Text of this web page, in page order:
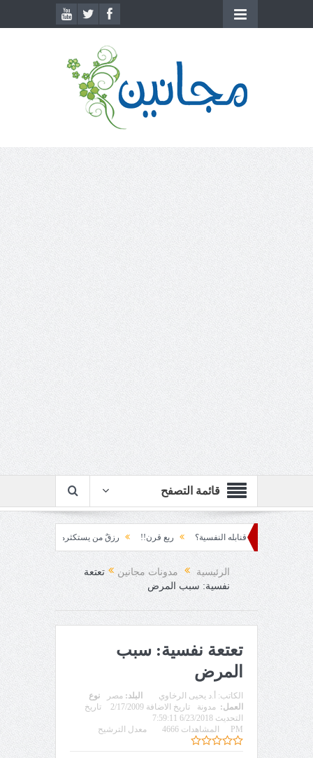
قائمة التصفح
المجتمع قنابله النفسية؟ ربع قرن!! رزقٌ من يستكثره؟! منطق الأرضة
الرئيسية مدونات مجانين
تعتعة
نفسية: سبب المرض
تعتعة نفسية: سبب
المرض
الكاتب: أ.د يحيى الرخاوي البلد: مصر
نوع
العمل: مدونة تاريخ الاضافة 2/17/2009
تاريخ
التحديث 6/23/2018 7:59:11
PM
المشاهدات 4666 معدل الترشيح